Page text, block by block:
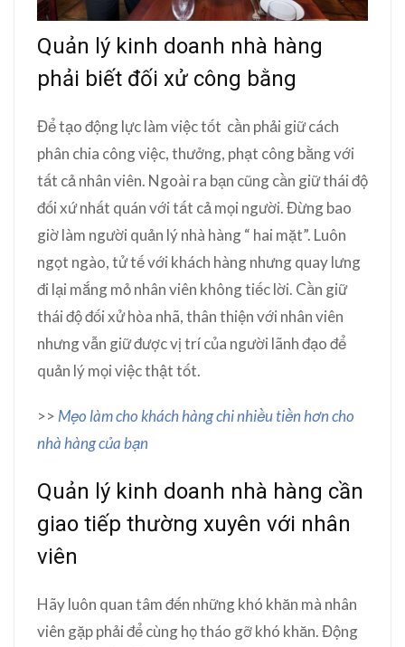
Quản lý kinh doanh nhà hàng
phải biết đối xử công bằng
Để tạo động lực làm việc tốt cần phải giữ cách
phân chia công việc, thưởng, phạt công bằng với
tất cả nhân viên. Ngoài ra bạn cũng cần giữ thái độ
đối xứ nhất quán với tất cả mọi người. Đừng bao
giờ làm người quản lý nhà hàng “ hai mặt”. Luôn
ngọt ngào, tử tế với khách hàng nhưng quay lưng
đi lại mắng mỏ nhân viên không tiếc lời. Cần giữ
thái độ đối xử hòa nhã, thân thiện với nhân viên
nhưng vẫn giữ được vị trí của người lãnh đạo để
quản lý mọi việc thật tốt.
>> Mẹo làm cho khách hàng chi nhiều tiền hơn cho
nhà hàng của bạn
Quản lý kinh doanh nhà hàng cần
giao tiếp thường xuyên với nhân
viên
Hãy luôn quan tâm đến những khó khăn mà nhân
viên gặp phải để cùng họ tháo gỡ khó khăn. Động